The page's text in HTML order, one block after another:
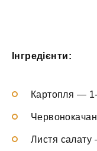
Інгредієнти:
Картопля —
Листя салату